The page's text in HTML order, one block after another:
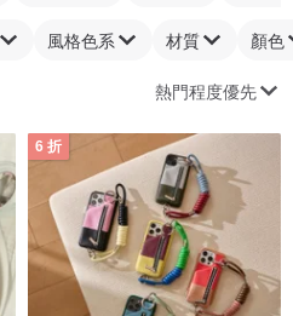
風格色系 材質 顏色
熱門程度優先
6 折